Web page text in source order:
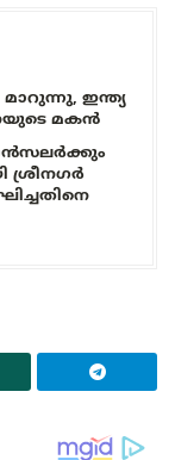
ഇന്ത്യ
മകൻ
ശ്രീനഗർ